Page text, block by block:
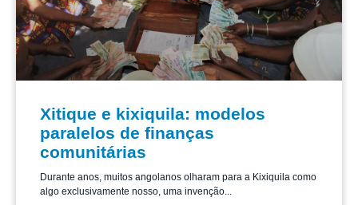
Xitique e kixiquila: modelos
paralelos de finanças
comunitárias
Durante anos, muitos angolanos olharam para a Kixiquila como
algo exclusivamente nosso, uma invenção...